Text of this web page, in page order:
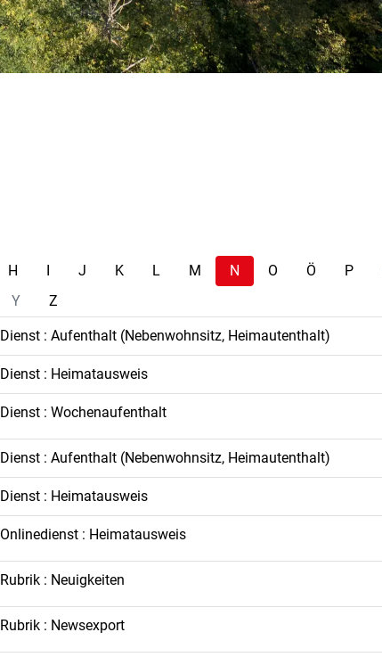
H I J K L M N O Ö P
Y Z
Dienst : Aufenthalt (Nebenwohnsitz, Heimautenthalt)
Dienst : Heimatausweis
Dienst : Wochenaufenthalt
Dienst : Aufenthalt (Nebenwohnsitz, Heimautenthalt)
Dienst : Heimatausweis
Onlinedienst : Heimatausweis
Rubrik : Neuigkeiten
Rubrik : Newsexport